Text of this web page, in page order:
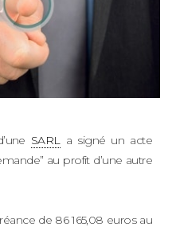
SARLa signé un acte
au profit d’une autre
de 86 165,08 euros au